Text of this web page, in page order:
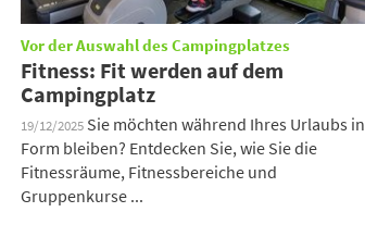
Vor der Auswahl des Campingplatzes
Fitness: Fit werden auf dem
Campingplatz
19/12/2025 Sie möchten während Ihres Urlaubs in
Form bleiben? Entdecken Sie, wie Sie die
Fitnessräume, Fitnessbereiche und
Gruppenkurse ...